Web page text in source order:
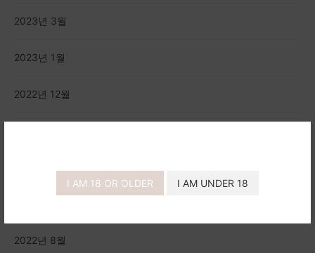
I AM 18 OR OLDER I AM UNDER 18
2023년 3월
2023년 1월
2022년 12월
2022년 8월